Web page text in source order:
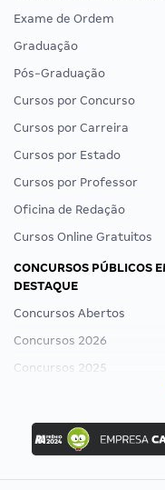
Exame de Ordem
Graduação
Pós-Graduação
Cursos por Concurso
Cursos por Carreira
Cursos por Estado
Cursos por Professor
Oficina de Redação
Cursos Online Gratuitos
CONCURSOS PÚBLICOS
DESTAQUE
Concursos Abertos
Concursos 2026
Concursos 2025
Concurso Ibama
Concurso MPU
Editais publicados